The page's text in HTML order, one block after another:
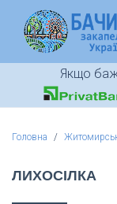
Якщо
Головна
ЛИХОСІЛКА